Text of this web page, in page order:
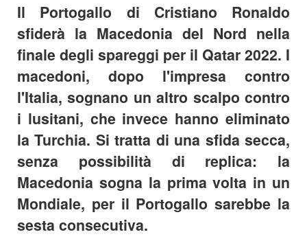
Il Portogallo di Cristiano Ronaldo
sfiderà la Macedonia del Nord nella
finale degli spareggi per il Qatar 2022. I
macedoni, dopo l'impresa contro
l'Italia, sognano un altro scalpo contro
i lusitani, che invece hanno eliminato
la Turchia. Si tratta di una sfida secca,
senza possibilità di replica: la
Macedonia sogna la prima volta in un
Mondiale, per il Portogallo sarebbe la
sesta consecutiva.